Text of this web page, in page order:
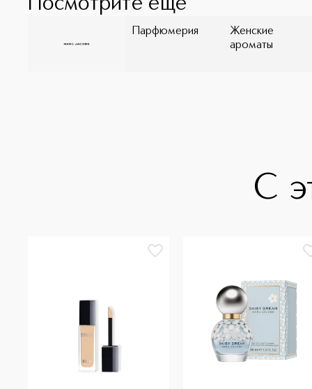
Посмотрите ещё
Парфюмерия
Женские
ароматы
С